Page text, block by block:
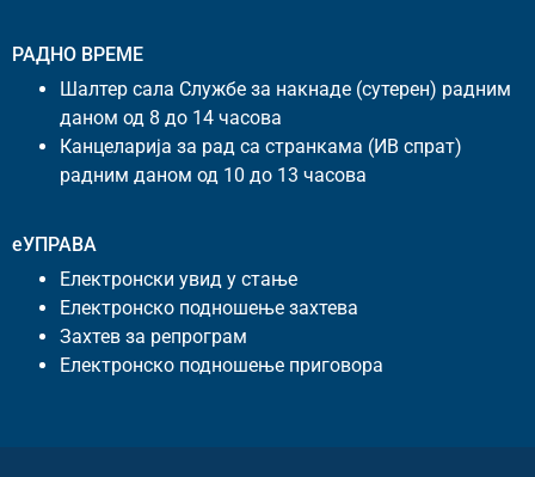
РАДНО ВРЕМЕ
Шалтер сала Службе за накнаде (сутерен) радним
даном од 8 до 14 часова
Канцеларија за рад са странкама (ИВ спрат)
радним даном од 10 до 13 часова
еУПРАВА
Електронски увид у стање
Електронско подношење захтева
Захтев за репрограм
Електронско подношење приговора